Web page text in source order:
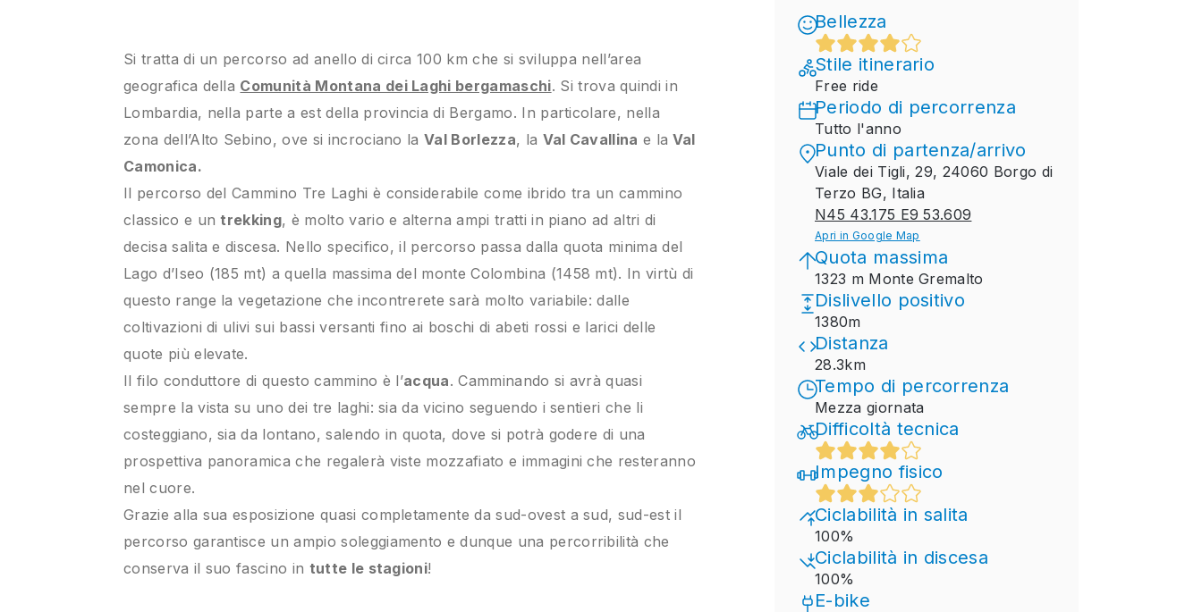
Si tratta di un percorso ad anello di circa 100 km che si sviluppa nell’area
geografica della Comunità Montana dei Laghi bergamaschi. Si trova quindi in
Lombardia, nella parte a est della provincia di Bergamo. In particolare, nella
zona dell’Alto Sebino, ove si incrociano laVal Borlezza, la Val Cavallina e la Val
Camonica.
Il percorso del Cammino Tre Laghi è considerabile come ibrido tra un cammino
classico e untrekking, è molto vario e alterna ampi tratti in piano ad altri di
decisa salita e discesa. Nello specifico, il percorso passa dalla quota minima del
Lago d’Iseo (185 mt) a quella massima del monte Colombina (1458 mt). In virtù di
questo range la vegetazione che incontrerete sarà molto variabile: dalle
coltivazioni di ulivi sui bassi versanti fino ai boschi di abeti rossi e larici delle
quote più elevate.
Il filo conduttore di questo cammino è l’acqua. Camminando si avrà quasi
sempre la vista su uno dei tre laghi: sia da vicino seguendo i sentieri che li
costeggiano, sia da lontano, salendo in quota, dove si potrà godere di una
prospettiva panoramica che regalerà viste mozzafiato e immagini che resteranno
nel cuore.
Grazie alla sua esposizione quasi completamente da sud-ovest a sud, sud-est il
percorso garantisce un ampio soleggiamento e dunque una percorribilità che
conserva il suo fascino in tutte le stagioni!
Bellezza
Stile itinerario
Free ride
Periodo di percorrenza
Tutto l'anno
Punto di partenza/arrivo
Viale dei Tigli, 29, 24060 Borgo di
Terzo BG, Italia
N45 43.175 E9 53.609
Apri in Google Map
Quota massima
1323 m Monte Gremalto
Dislivello positivo
1380m
Distanza
28.3km
Tempo di percorrenza
Mezza giornata
Difficoltà tecnica
Impegno fisico
Ciclabilità in salita
100%
Ciclabilità in discesa
100%
E-bike